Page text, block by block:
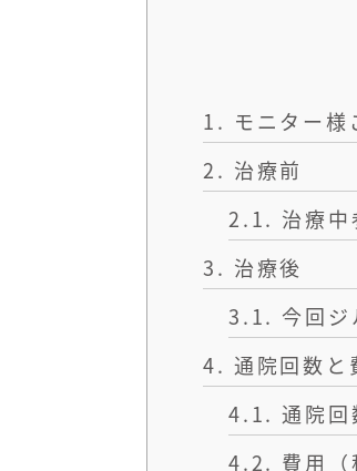
1. モニター様
2. 治療前
2.1. 治療中
3. 治療後
3.1. 今回
4. 通院回数と
4.1. 通院回
4.2. 費用（